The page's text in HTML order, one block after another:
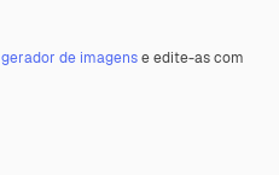
gerador de imagense edite-as com